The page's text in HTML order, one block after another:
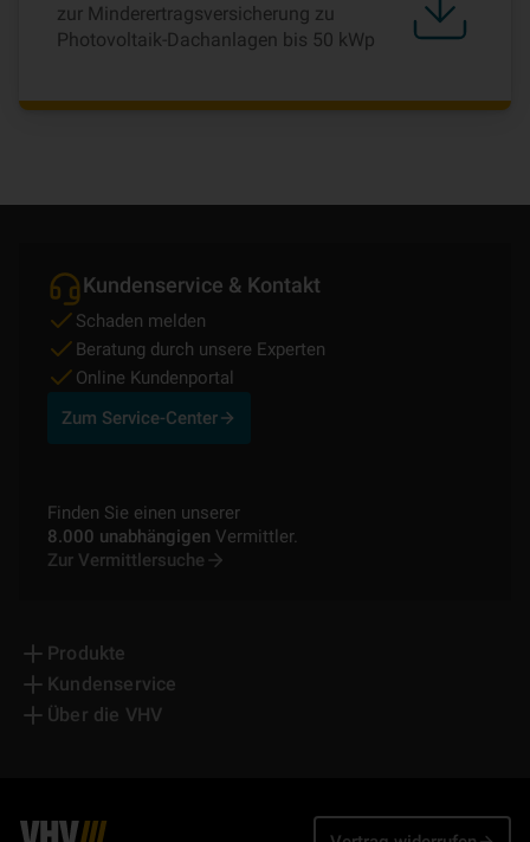
zur Minderertragsversicherung zu
Photovoltaik-Dachanlagen bis 50 kWp
Kundenservice & Kontakt
Schaden melden
Beratung durch unsere Experten
Online Kundenportal
Zum Service-Center
Finden Sie einen unserer
8.000 unabhängigen Vermittler.
Zur Vermittlersuche
Produkte
Kundenservice
Über die VHV